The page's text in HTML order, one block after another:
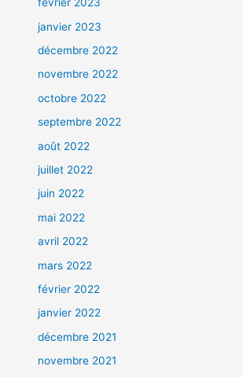
janvier 2023
décembre 2022
novembre 2022
octobre 2022
septembre 2022
août 2022
juillet 2022
juin 2022
mai 2022
avril 2022
mars 2022
février 2022
janvier 2022
décembre 2021
novembre 2021